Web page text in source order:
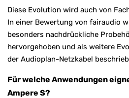
Diese Evolution wird auch von
In einer Bewertung von fairaudio
besonders nachdrückliche
hervorgehoben und als weitere
der Audioplan-Netzkabel
Für welche Anwendungen
Ampere S?